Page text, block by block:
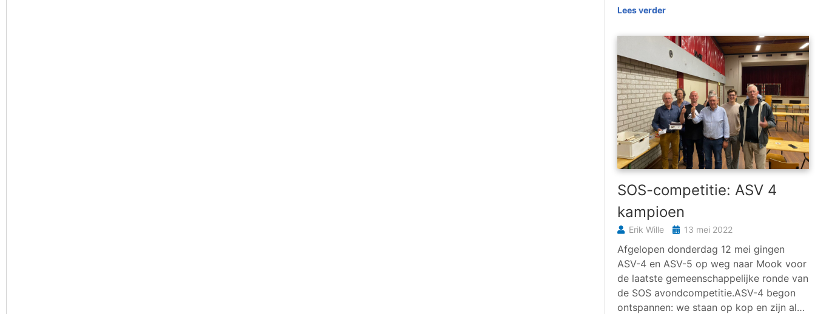
Lees verder
SOS-competitie: ASV 4
kampioen
Erik Wille 13 mei 2022
Afgelopen donderdag 12 mei gingen
ASV-4 en ASV-5 op weg naar Mook voor
de laatste gemeenschappelijke ronde van
de SOS avondcompetitie.ASV-4 begon
ontspannen: we staan op kop en zijn al…